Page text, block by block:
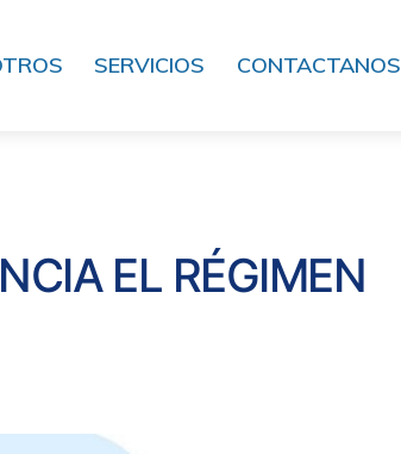
SERVICIOS CONTACTANOS
EL RÉGIMEN